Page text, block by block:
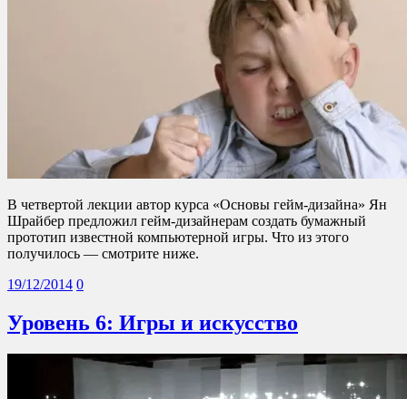
В четвертой лекции автор курса «Основы гейм-дизайна» Ян
Шрайбер предложил гейм-дизайнерам создать бумажный
прототип известной компьютерной игры. Что из этого
получилось — смотрите ниже.
19/12/2014 0
Уровень 6: Игры и искусство